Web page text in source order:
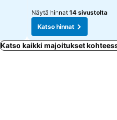
Näytä hinnat 14 sivustolta
Katso hinnat
Katso kaikki majoitukset